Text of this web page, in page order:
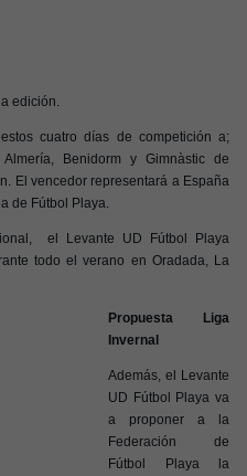
edición.
cuatro días de competición a;
Benidorm y Gimnàstic de
El vencedor representará a España
de Fútbol Playa.
el Levante UD Fútbol Playa
todo el verano en Oradada, La
Propuesta Liga
Invernal
Además, el Levante
UD Fútbol Playa va
a proponer a la
Federación de
Fútbol Playa la